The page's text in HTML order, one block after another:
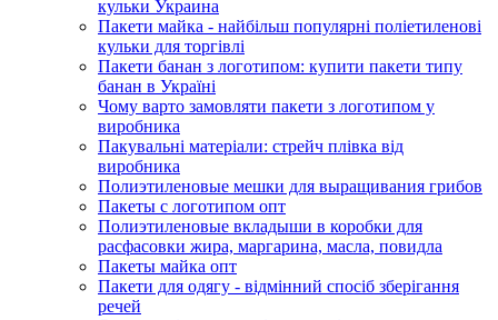
кульки Украина
Пакети майка - найбільш популярні поліетиленові
кульки для торгівлі
Пакети банан з логотипом: купити пакети типу
банан в Україні
Чому варто замовляти пакети з логотипом у
виробника
Пакувальні матеріали: стрейч плівка від
виробника
Полиэтиленовые мешки для выращивания грибов
Пакеты с логотипом опт
Полиэтиленовые вкладыши в коробки для
расфасовки жира, маргарина, масла, повидла
Пакеты майка опт
Пакети для одягу - відмінний спосіб зберігання
речей